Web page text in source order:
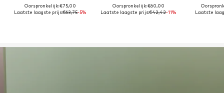
Oorspronkelijk: €75,00
Laatste laagste prijs:€63,75-5%
Oorspronkelijk: €60,00
Laatste laagste prijs:€42,42-11%
Laatste